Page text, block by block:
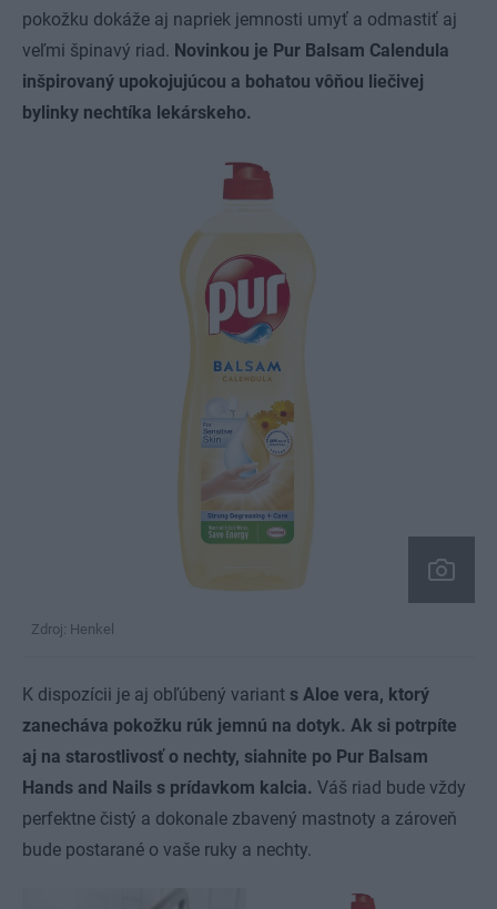
pokožku dokáže aj napriek jemnosti umyť a odmastiť aj
veľmi špinavý riad. Novinkou je Pur Balsam Calendula
inšpirovaný upokojujúcou a bohatou vôňou liečivej
bylinky nechtíka lekárskeho.
Zdroj: Henkel
K dispozícii je aj obľúbený variant s Aloe vera, ktorý
zanecháva pokožku rúk jemnú na dotyk. Ak si potrpíte
aj na starostlivosť o nechty, siahnite po Pur Balsam
Hands and Nails s prídavkom kalcia. Váš riad bude vždy
perfektne čistý a dokonale zbavený mastnoty a zároveň
bude postarané o vaše ruky a nechty.